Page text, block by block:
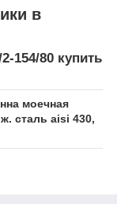
в
80 купить
моечная
сталь aisi 430,